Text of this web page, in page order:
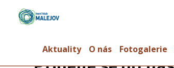
Aktuality O nás Fotogalerie